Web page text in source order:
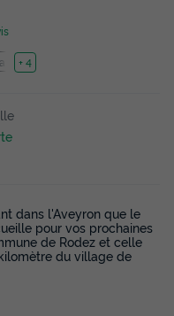
+ 4
dans l'Aveyron que le
pour vos prochaines
de Rodez et celle
du village de